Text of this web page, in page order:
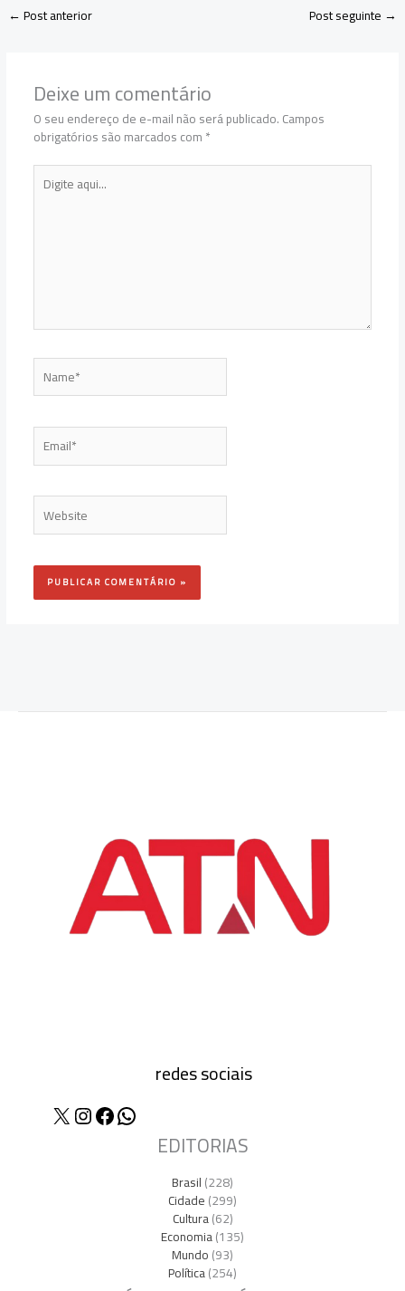
←Post anterior Post seguinte →
Deixe um comentário
O seu endereço de e-mail não será publicado.Campos
obrigatórios são marcados com*
Digite
aqui...
Name*
Email*
Website
redes sociais
X Instagram
Facebook
WhatsApp
EDITORIAS
Brasil(228)
Cidade(299)
Cultura(62)
Economia(135)
Mundo(93)
Política(254)